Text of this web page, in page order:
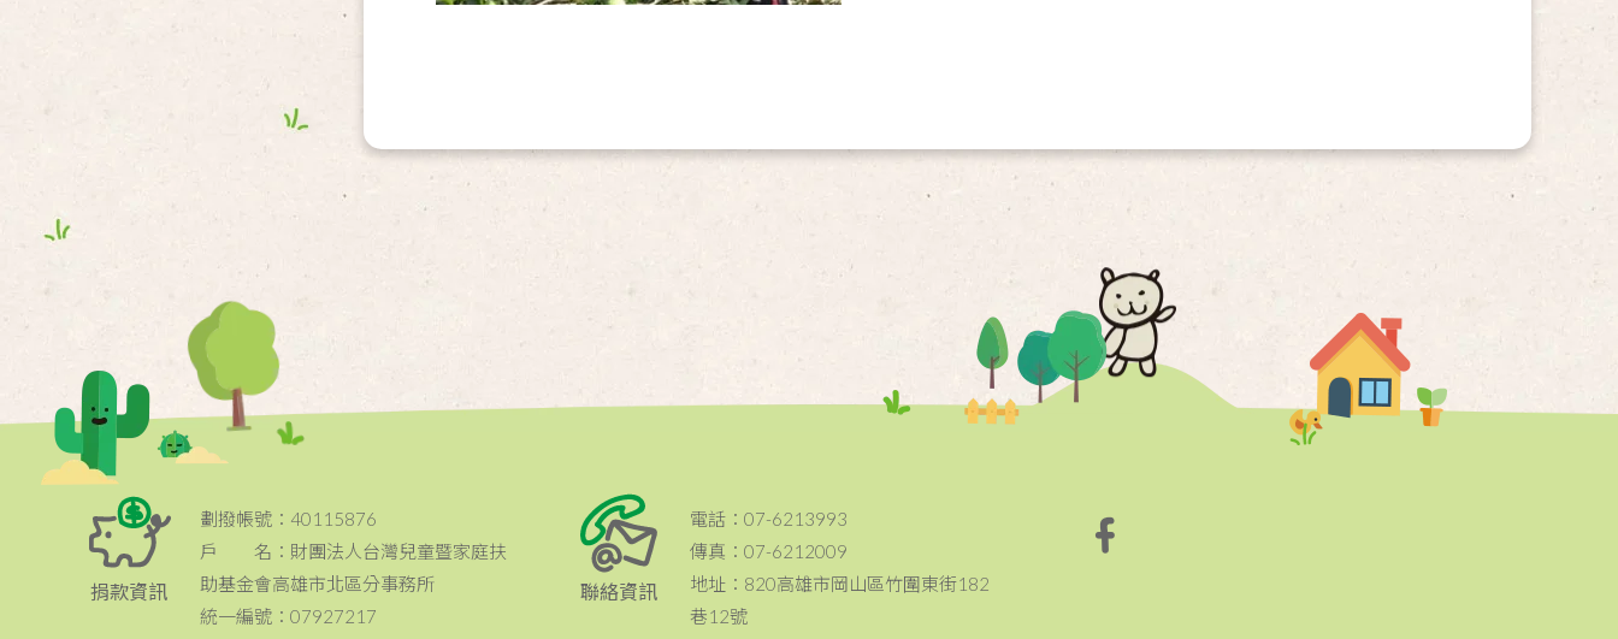
捐款資訊
劃撥帳號：40115876
戶 名：財團法人台灣兒童暨家庭扶
助基金會高雄市北區分事務所
統一編號：07927217
聯絡資訊
電話：07-6213993
傳真：07-6212009
地址：820高雄市岡山區竹圍東街182
巷12號